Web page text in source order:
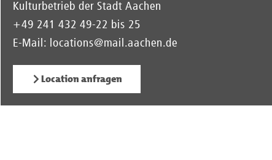
Kulturbetrieb der Stadt Aachen
+49 241 432 49-22 bis 25
E-Mail: locations@mail.aachen.de
Location anfragen